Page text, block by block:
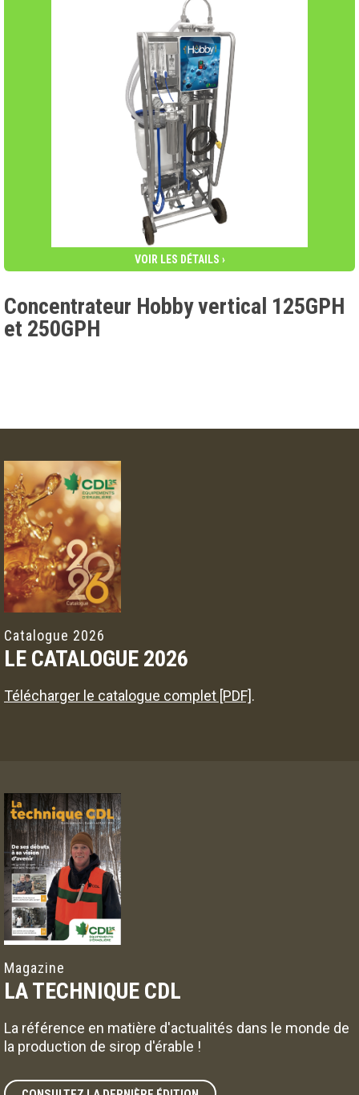
VOIR LES DÉTAILS ›
Concentrateur Hobby vertical 125GPH
et 250GPH
Catalogue 2026
LE CATALOGUE 2026
Télécharger le catalogue complet [PDF].
Magazine
LA TECHNIQUE CDL
La référence en matière d'actualités dans le monde de
la production de sirop d'érable !